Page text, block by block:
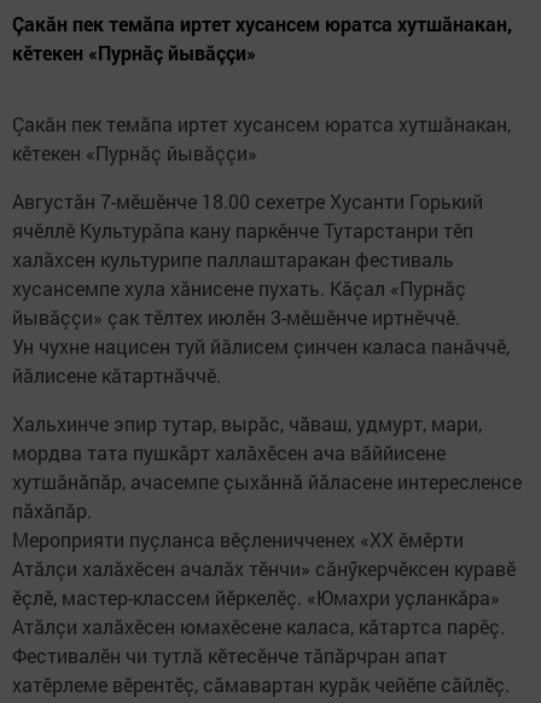
Çакăн пек темăпа иртет хусансем юратса хутшăнакан,
кӗтекен «Пурнăç йывăççи»
Çакăн пек темăпа иртет хусансем юратса хутшăнакан,
кӗтекен «Пурнăç йывăççи»
Августăн 7-мӗшӗнче 18.00 сехетре Хусанти Горький
ячӗллӗ Культурăпа кану паркӗнче Тутарстанри тӗп
халăхсен культурипе паллаштаракан фестиваль
хусансемпе хула хăнисене пухать. Кăçал «Пурнăç
йывăççи» çак тӗлтех июлӗн 3-мӗшӗнче иртнӗччӗ.
Ун чухне нацисен туй йăлисем çинчен каласа панăччӗ,
йăлисене кăтартнăччӗ.
Хальхинче эпир тутар, вырăс, чăваш, удмурт, мари,
мордва тата пушкăрт халăхӗсен ача вăййисене
хутшăнăпăр, ачасемпе çыхăннă йăласене интересленсе
пăхăпăр.
Мероприяти пуçланса вӗçленичченех «XX ӗмӗрти
Атăлçи халăхӗсен ачалăх тӗнчи» сăнӳкерчӗксен куравӗ
ӗçлӗ, мастер-классем йӗркелӗç. «Юмахри уçланкăра»
Атăлçи халăхӗсен юмахӗсене каласа, кăтартса парӗç.
Фестивалӗн чи тутлă кӗтесӗнче тăпăрчран апат
хатӗрлеме вӗрентӗç, сăмавартан курăк чейӗпе сăйлӗç.